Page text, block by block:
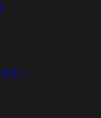
침